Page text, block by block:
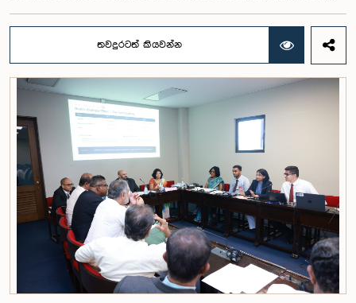
කාරක සභාව රාජ්‍ය පරිපාලන, පළාත් සභා සහ පළාත් පාලන ගරු අමාත්‍ය
මහාචාර්ය ඒ.එච්.එම්.එච්. අබයරත්න මහතාගේ සභාපතිත්වයෙන්
පාර්ලිමේන්තුවේදී පසුගියදා රැස් වූ අවස්ථාවේදීය.එහිදී 2004, 2007 සහ 2022
වසරවල පාර්ලිමේන්තු තේරීම් කාරක සභා වාර්තා මෙන්ම පුද්ගලයන් හා
සංවිධාන විසින් ඉදිරිපත් කර ඇති යෝජනා 31ක් පදනම් කර ගනිමින් මැතිවරණ
ප්‍රතිසංස්කරණ සම්බන්ධයෙන් දීර්ඝ ලෙස සාකච්ඡා කෙරිණි.සාකච්ඡාවේදී පළාත්
පාලන මැතිවරණ ක්‍රමය සඳහා මිශ්‍ර මැතිවරණ ක්‍රමයක් හඳුන්වා දීම, සුළු පක්ෂ
හා සුළුතර කණ්ඩායම්වල නියෝජනය තහවුරු කිරීම, කාන්තා නියෝජනය
වැඩිදියුණු කිරීම, විද්‍යුත් ඡන්ද ක්‍රමවේදයක් හඳුන්වා දීම සහ කල්තියා ඡන්දය
ප්‍රකාශ කිරීමේ පහසුකම් සැලසීම ඇතුළු යෝජනා පිළිබඳව අවධානය යොමු
විය. එමෙන්ම විදේශගත ශ්‍රී ලාංකිකයන්ට ඡන්ද අයිතිය ලබාදීම සම්බන්ධයෙන්
වන යෝජනා පිළිබඳව ද සලකා බැලුණු අතර, ඒ සඳහා අවශ්‍ය නීතිමය හා
පරිපාලනමය ප්‍රතිපාදන පිළිබඳ වැඩිදුර අධ්‍යයනය කිරීමේ අවශ්‍යතාව
අවධාරණය කෙරිණි.කාරක සභාව විසින් පත් කළ විශේෂඥ මණ්ඩලය මඟින්
ලැබී ඇති යෝජනා 31 සහ පූර්ව පාර්ලිමේන්තු තේරීම් කාරක සභා වාර්තා
විශ්ලේෂණය කර ප්‍රායෝගික නිර්දේශ සහිත වාර්තාවක් සකස් කිරීමට නියමිත
අතර, එම නිර්දේශ සමාලෝචනය කිරීම සඳහා ඉදිරි කටයුතු සිදු කිරීමට කාරක
සභාව තීරණය කළේය.මෙම රැස්වීමට කාරක සභා සාමාජික ගරු අමාත්‍ය
තවදුරටත් කියවන්න